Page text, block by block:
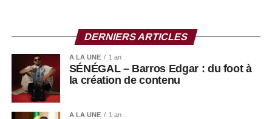
DERNIERS ARTICLES
A LA UNE 1 an .
SÉNÉGAL – Barros Edgar : du foot à
la création de contenu
A LA UNE 1 an .